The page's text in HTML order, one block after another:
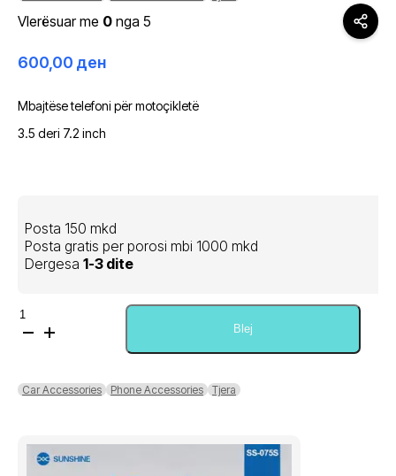
Vlerësuar me 0 nga 5
600,00 ден
Mbajtëse telefoni për motoçikletë
3.5 deri 7.2 inch
Posta 150 mkd
Posta gratis per porosi mbi 1000 mkd
Dergesa 1-3 dite
Sasi
Wuw
Mirror
Phone
Blej
Car Accessories Phone Accessories Tjera